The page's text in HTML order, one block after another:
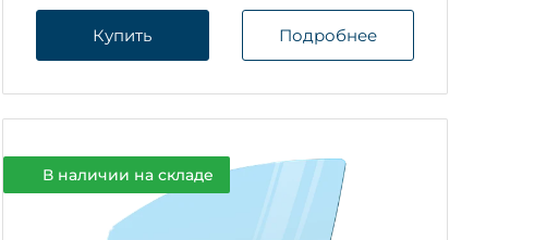
Купить Подробнее
В наличии на складе